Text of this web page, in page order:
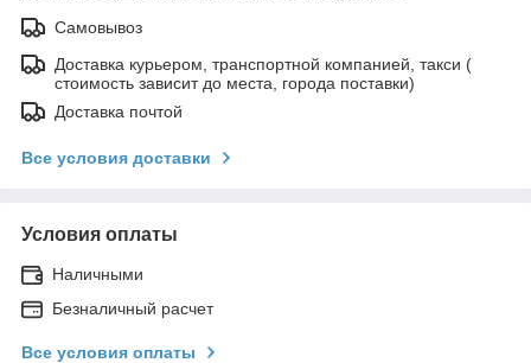
Самовывоз
Доставка курьером, транспортной компанией, такси (
стоимость зависит до места, города поставки)
Доставка почтой
Все условия доставки
Условия оплаты
Наличными
Безналичный расчет
Все условия оплаты